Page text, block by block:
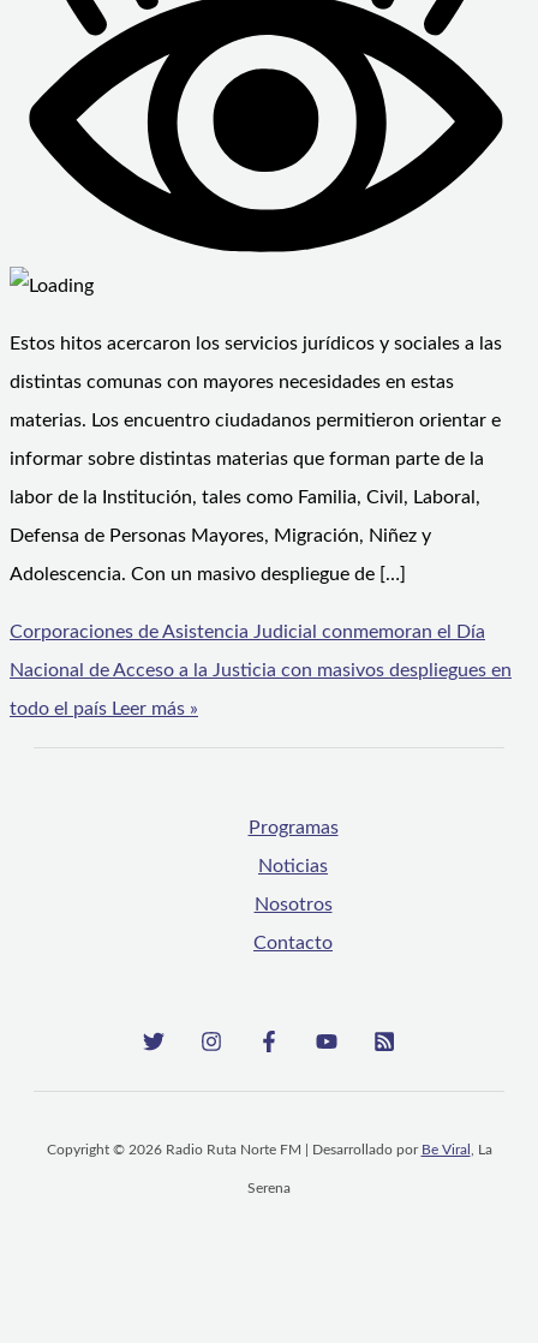
Estos hitos acercaron los servicios jurídicos y sociales a las
distintas comunas con mayores necesidades en estas
materias. Los encuentro ciudadanos permitieron orientar e
informar sobre distintas materias que forman parte de la
labor de la Institución, tales como Familia, Civil, Laboral,
Defensa de Personas Mayores, Migración, Niñez y
Adolescencia. Con un masivo despliegue de […]
Corporaciones de Asistencia Judicial conmemoran el Día
Nacional de Acceso a la Justicia con masivos despliegues en
todo el país Leer más »
Programas
Noticias
Nosotros
Contacto
Copyright © 2026 Radio Ruta Norte FM | Desarrollado por Be Viral , La
Serena